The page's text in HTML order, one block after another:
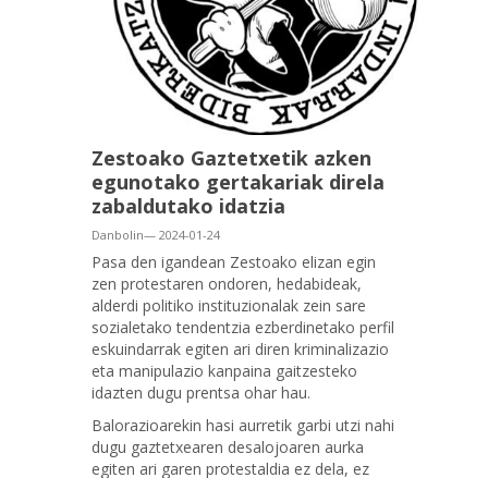
Zestoako Gaztetxetik azken
egunotako gertakariak direla
zabaldutako idatzia
Danbolin— 2024-01-24
Pasa den igandean Zestoako elizan egin
zen protestaren ondoren, hedabideak,
alderdi politiko instituzionalak zein sare
sozialetako tendentzia ezberdinetako perfil
eskuindarrak egiten ari diren kriminalizazio
eta manipulazio kanpaina gaitzesteko
idazten dugu prentsa ohar hau.
Balorazioarekin hasi aurretik garbi utzi nahi
dugu gaztetxearen desalojoaren aurka
egiten ari garen protestaldia ez dela, ez